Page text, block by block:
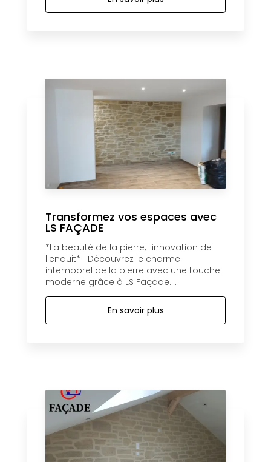
Transformez vos espaces avec
LS FAÇADE
*La beauté de la pierre, l'innovation de
l'enduit* Découvrez le charme
intemporel de la pierre avec une touche
moderne grâce à LS Façade....
En savoir plus